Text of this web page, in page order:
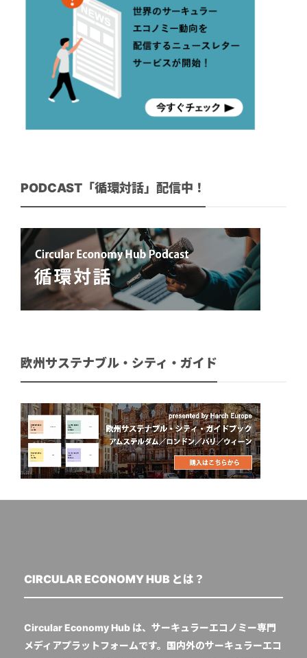
PODCAST「循環対話」配信中！
欧州サステナブル・シティ・ガイド
CIRCULAR ECONOMY HUB とは？
Circular Economy Hub は、サーキュラーエコノミー専門
メディアプラットフォームです。国内外のサーキュラーエコ